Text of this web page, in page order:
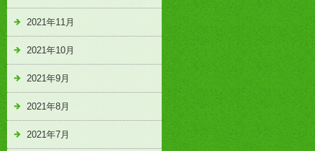
2021年11月
2021年10月
2021年9月
2021年8月
2021年7月